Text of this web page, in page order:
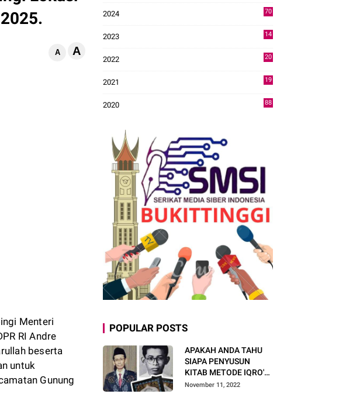
A A
Menteri
RI Andre
beserta
untuk
Gunung
2024
70
2023
14
2022
20
2021
19
2020
88
POPULAR POSTS
APAKAH ANDA TAHU
SIAPA PENYUSUN
KITAB METODE IQRO'?
INI BIOGRAFI KH. AS'AD
November 11, 2022